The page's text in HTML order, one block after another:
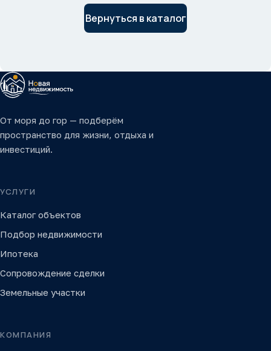
Вернуться в каталог
От моря до гор — подберём
пространство для жизни, отдыха и
инвестиций.
УСЛУГИ
Каталог объектов
Подбор недвижимости
Ипотека
Сопровождение сделки
Земельные участки
КОМПАНИЯ